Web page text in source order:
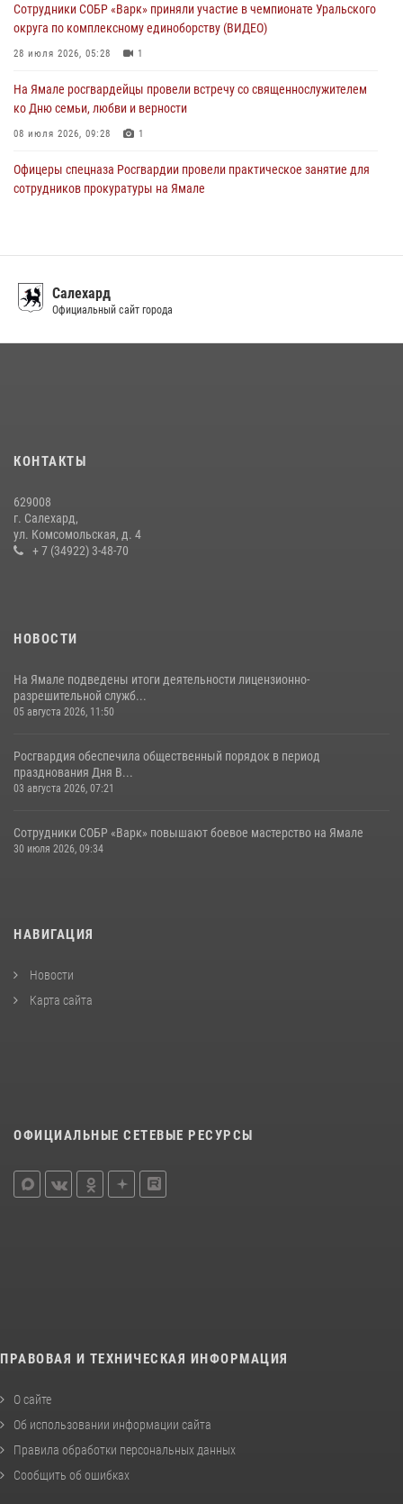
Сотрудники СОБР «Варк» приняли участие в чемпионате Уральского
округа по комплексному единоборству (ВИДЕО)
28 июля 2026, 05:28 1
На Ямале росгвардейцы провели встречу со священнослужителем
ко Дню семьи, любви и верности
08 июля 2026, 09:28 1
Офицеры спецназа Росгвардии провели практическое занятие для
сотрудников прокуратуры на Ямале
Сотрудники СОБР «Варк» повышают боевое мастерство на Ямале
14 июля 2026, 06:53
Салехард
Официальный сайт города
КОНТАКТЫ
629008
г. Салехард,
ул. Комсомольская, д. 4
+ 7 (34922) 3-48-70
НОВОСТИ
На Ямале подведены итоги деятельности лицензионно-
разрешительной служб...
05 августа 2026, 11:50
Росгвардия обеспечила общественный порядок в период
празднования Дня В...
03 августа 2026, 07:21
Сотрудники СОБР «Варк» повышают боевое мастерство на Ямале
30 июля 2026, 09:34
НАВИГАЦИЯ
Новости
Карта сайта
ОФИЦИАЛЬНЫЕ СЕТЕВЫЕ РЕСУРСЫ
ПРАВОВАЯ И ТЕХНИЧЕСКАЯ ИНФОРМАЦИЯ
О сайте
Об использовании информации сайта
Правила обработки персональных данных
Сообщить об ошибках